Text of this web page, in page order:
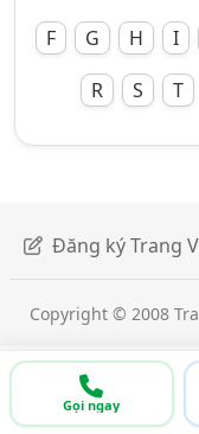
Gọi ngay
F
G H I
R
S T
Đăng ký Trang
Copyright © 2008